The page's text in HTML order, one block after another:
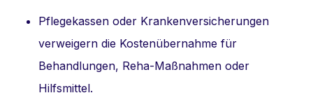
Pflegekassen oder Krankenversicherungen
verweigern die Kostenübernahme für
Behandlungen, Reha-Maßnahmen oder
Hilfsmittel.